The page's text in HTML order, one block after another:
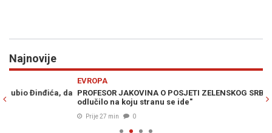
Najnovije
PROFESOR JAKOVINA O POSJETI ZELENSKOG SRBIJI: "Još se nije
odlučilo na koju stranu se ide"